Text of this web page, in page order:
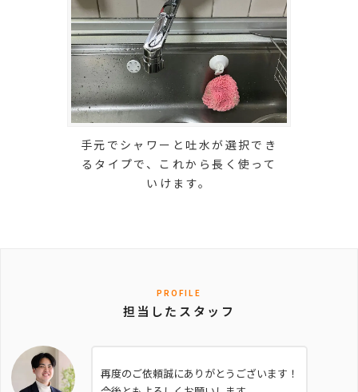
手元でシャワーと吐水が選択でき
るタイプで、これから長く使って
いけます。
PROFILE
担当したスタッフ
再度のご依頼誠にありがとうございます！